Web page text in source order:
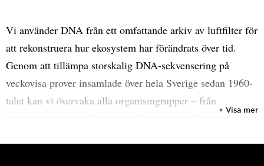
Vi använder DNA från ett omfattande arkiv av luftfilter för
att rekonstruera hur ekosystem har förändrats över tid.
Genom att tillämpa storskalig DNA-sekvensering på
veckovisa prover insamlade över hela Sverige sedan 1960-
talet kan vi övervaka alla organismgrupper – från
mikroorganismer till däggdjur, från vatten till land – över
+ Visa mer